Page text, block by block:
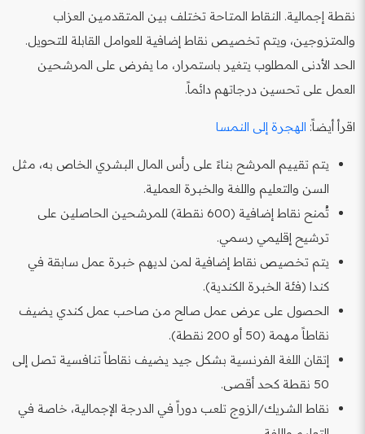
نقطة إجمالية. النقاط المتاحة تختلف بين المتقدمين العزاب
والمتزوجين، ويتم تخصيص نقاط إضافية للعوامل القابلة للتحويل.
الحد الأدنى المطلوب يتغير باستمرار، ما يفرض على المرشحين
العمل على تحسين درجاتهم دائماً.
اقرأ أيضاً: الهجرة إلى النمسا
يتم تقييم المرشح بناءً على رأس المال البشري الخاص به، مثل
السن والتعليم واللغة والخبرة العملية.
تُمنح نقاط إضافية (600 نقطة) للمرشحين الحاصلين على
ترشيح إقليمي رسمي.
يتم تخصيص نقاط إضافية لمن لديهم خبرة عمل سابقة في
كندا (فئة الخبرة الكندية).
الحصول على عرض عمل صالح من صاحب عمل كندي يضيف
نقاطاً مهمة (50 أو 200 نقطة).
إتقان اللغة الفرنسية بشكل جيد يضيف نقاطاً تنافسية تصل إلى
50 نقطة كحد أقصى.
نقاط الشريك/الزوج تلعب دوراً في الدرجة الإجمالية، خاصة في